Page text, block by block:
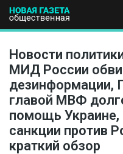
ПОЛИТИКА
Новости
МИД России
дезинформации,
главой МВФ
помощь Украине,
санкции против
краткий обзор